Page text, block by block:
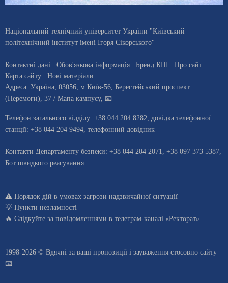
Національний технічний університет України "Київський
політехнічний інститут імені Ігоря Сікорського"
Контактні дані Обов'язкова інформація Бренд КПІ
Про сайт
Карта сайту
Нові матеріали
Адреса: Україна, 03056, м.Київ-56, Берестейський проспект
(Перемоги), 37 / Мапа кампусу, 📧
Телефон загального відділу: +38 044 204 8282, довiдка телефонної
станцiї: +38 044 204 9494, телефонний довідник
Контакти Департаменту безпеки: +38 044 204 2071, +38 097 373 5387,
Бот швидкого реагування
⚠️ Порядок дій в умовах загрози надзвичайної ситуації
💡 Пункти незламності
🔥 Слідкуйте за повідомленнями в телеграм-каналі «Ректорат»
1998-2026 © Вдячні за ваші пропозиції і зауваження стосовно сайту
📧